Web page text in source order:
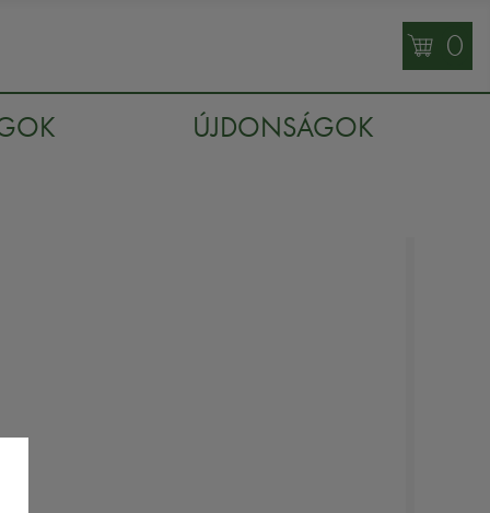
0
ÚJDONSÁGOK